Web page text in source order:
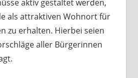
aktiv gestaltet werden,
als attraktiven Wohnort für
zu erhalten. Hierbei seien
aller Bürgerinnen